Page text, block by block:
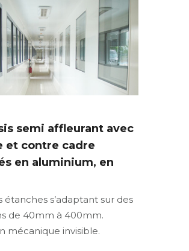
semi affleurant avec
et contre cadre
en aluminium, en
étanches s’adaptant sur des
de 40mm à 400mm.
mécanique invisible.